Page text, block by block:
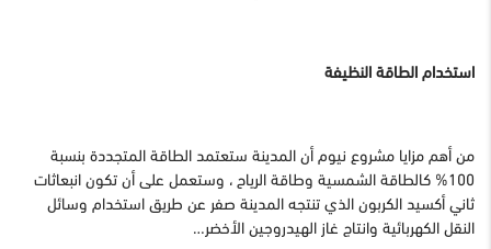
استخدام الطاقة النظيفة
من أهم مزايا مشروع نيوم أن المدينة ستعتمد الطاقة المتجددة بنسبة
100% كالطاقة الشمسية وطاقة الرياح ، وستعمل على أن تكون انبعاثات
ثاني أكسيد الكربون الذي تنتجه المدينة صفر عن طريق استخدام وسائل
النقل الكهربائية وانتاج غاز الهيدروجين الأخضر…